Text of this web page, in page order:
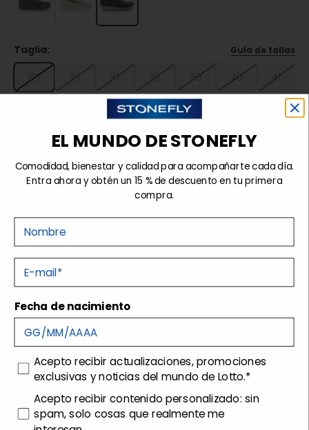
Taglia: Guía de tallas
35 36 37 38 39 40 41
Detalles
Tecnologías
Envíos y devoluciones
Customer care
EL MUNDO DE STONEFLY
Comodidad, bienestar y calidad para acompañarte cada día.
Entra ahora y obtén un 15 % de descuento en tu primera
compra.
Nome
E-mail
Fecha de nacimiento
consenso
Acepto recibir actualizaciones, promociones
exclusivas y noticias del mundo de Lotto.*
consenso profilazione
Acepto recibir contenido personalizado: sin
spam, solo cosas que realmente me